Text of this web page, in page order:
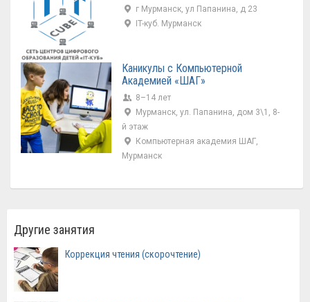
г Мурманск, ул Папанина, д 23
IT-куб. Мурманск
Каникулы с Компьютерной
Академией «ШАГ»
8–14 лет
Мурманск, ул. Папанина, дом 3\1, 8-
й этаж
Компьютерная академия ШАГ,
Мурманск
Другие занятия
Коррекция чтения (скорочтение)